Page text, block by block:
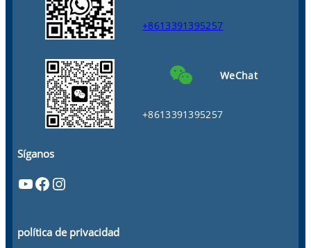
+8613391395257
WeChat
+8613391395257
Síganos
YouTube Facebook Instagram
política de privacidad